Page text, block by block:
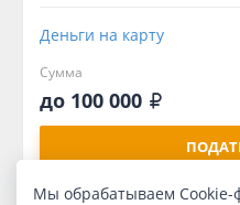
Деньги на карту
Сумма
до 100 000
Мы обрабатываем